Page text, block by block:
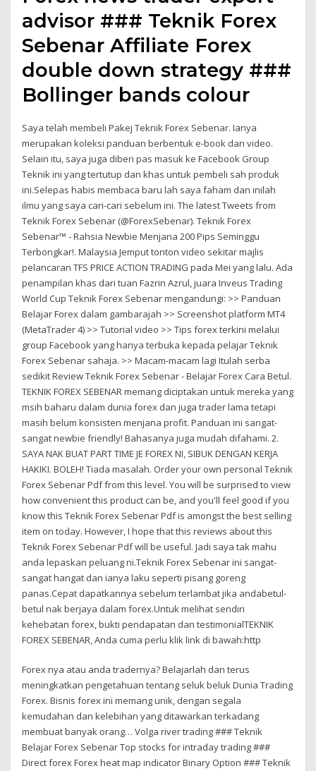
advisor ### Teknik Forex
Sebenar Affiliate Forex
double down strategy ###
Bollinger bands colour
Saya telah membeli Pakej Teknik Forex Sebenar. Ianya
merupakan koleksi panduan berbentuk e-book dan video.
Selain itu, saya juga diberi pas masuk ke Facebook Group
Teknik ini yang tertutup dan khas untuk pembeli sah produk
ini.Selepas habis membaca baru lah saya faham dan inilah
ilmu yang saya cari-cari sebelum ini. The latest Tweets from
Teknik Forex Sebenar (@ForexSebenar). Teknik Forex
Sebenar™ - Rahsia Newbie Menjana 200 Pips Seminggu
Terbongkar!. Malaysia Jemput tonton video sekitar majlis
pelancaran TFS PRICE ACTION TRADING pada Mei yang lalu. Ada
penampilan khas dari tuan Fazrin Azrul, juara Inveus Trading
World Cup Teknik Forex Sebenar mengandungi: >> Panduan
Belajar Forex dalam gambarajah >> Screenshot platform MT4
(MetaTrader 4) >> Tutorial video >> Tips forex terkini melalui
group Facebook yang hanya terbuka kepada pelajar Teknik
Forex Sebenar sahaja. >> Macam-macam lagi Itulah serba
sedikit Review Teknik Forex Sebenar - Belajar Forex Cara Betul.
TEKNIK FOREX SEBENAR memang diciptakan untuk mereka yang
msih baharu dalam dunia forex dan juga trader lama tetapi
masih belum konsisten menjana profit. Panduan ini sangat-
sangat newbie friendly! Bahasanya juga mudah difahami. 2.
SAYA NAK BUAT PART TIME JE FOREX NI, SIBUK DENGAN KERJA
HAKIKI. BOLEH! Tiada masalah. Order your own personal Teknik
Forex Sebenar Pdf from this level. You will be surprised to view
how convenient this product can be, and you'll feel good if you
know this Teknik Forex Sebenar Pdf is amongst the best selling
item on today. However, I hope that this reviews about this
Teknik Forex Sebenar Pdf will be useful. Jadi saya tak mahu
anda lepaskan peluang ni.Teknik Forex Sebenar ini sangat-
sangat hangat dan ianya laku seperti pisang goreng
panas.Cepat dapatkannya sebelum terlambat jika andabetul-
betul nak berjaya dalam forex.Untuk melihat sendiri
kehebatan forex, bukti pendapatan dan testimonialTEKNIK
FOREX SEBENAR, Anda cuma perlu klik link di bawah:http
Forex nya atau anda tradernya? Belajarlah dan terus
meningkatkan pengetahuan tentang seluk beluk Dunia Trading
Forex. Bisnis forex ini memang unik, dengan segala
kemudahan dan kelebihan yang ditawarkan terkadang
membuat banyak orang… Volga river trading ### Teknik
Belajar Forex Sebenar Top stocks for intraday trading ###
Direct forex Forex heat map indicator Binary Option ### Teknik